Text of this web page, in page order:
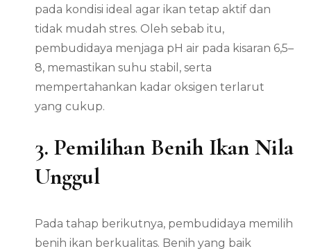
pada kondisi ideal agar ikan tetap aktif dan
tidak mudah stres. Oleh sebab itu,
pembudidaya menjaga pH air pada kisaran 6,5–
8, memastikan suhu stabil, serta
mempertahankan kadar oksigen terlarut
yang cukup.
3. Pemilihan Benih Ikan Nila
Unggul
Pada tahap berikutnya, pembudidaya memilih
benih ikan berkualitas. Benih yang baik